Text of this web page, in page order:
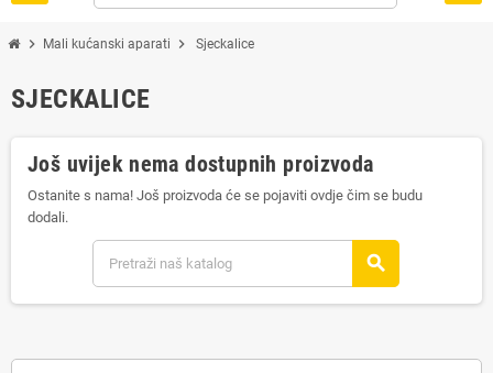
chevron_right Mali kućanski aparati chevron_right Sjeckalice
SJECKALICE
Još uvijek nema dostupnih proizvoda
Ostanite s nama! Još proizvoda će se pojaviti ovdje čim se budu
dodali.
search